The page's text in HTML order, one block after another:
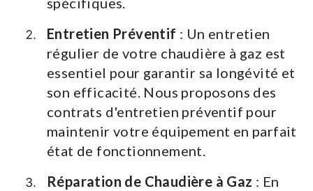
Entretien Préventif : Un entretien
régulier de votre chaudière à gaz est
essentiel pour garantir sa longévité et
son efficacité. Nous proposons des
contrats d'entretien préventif pour
maintenir votre équipement en parfait
état de fonctionnement.
Réparation de Chaudière à Gaz : En